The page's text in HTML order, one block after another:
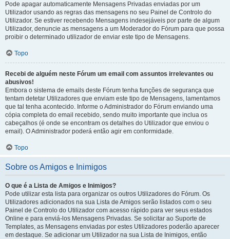
Pode apagar automaticamente Mensagens Privadas enviadas por um
Utilizador usando as regras das mensagens no seu Painel de Controlo do
Utilizador. Se estiver recebendo Mensagens indesejáveis por parte de algum
Utilizador, denuncie as mensagens a um Moderador do Fórum para que possa
proibir o determinado utilizador de enviar este tipo de Mensagens.
Topo
Recebi de alguém neste Fórum um email com assuntos irrelevantes ou
abusivos!
Embora o sistema de emails deste Fórum tenha funções de segurança que
tentam detetar Utilizadores que enviam este tipo de Mensagens, lamentamos
que tal tenha acontecido. Informe o Administrador do Fórum enviando uma
cópia completa do email recebido, sendo muito importante que inclua os
cabeçalhos (é onde se encontram os detalhes do Utilizador que enviou o
email). O Administrador poderá então agir em conformidade.
Topo
Sobre os Amigos e Inimigos
O que é a Lista de Amigos e Inimigos?
Pode utilizar esta lista para organizar os outros Utilizadores do Fórum. Os
Utilizadores adicionados na sua Lista de Amigos serão listados com o seu
Painel de Controlo do Utilizador com acesso rápido para ver seus estados
Online e para enviá-los Mensagens Privadas. Se solicitar ao Suporte de
Templates, as Mensagens enviadas por estes Utilizadores poderão aparecer
em destaque. Se adicionar um Utilizador na sua Lista de Inimigos, então